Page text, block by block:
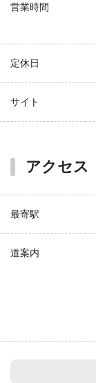
営業時間
定休日
サイト
アクセス
最寄駅
道案内